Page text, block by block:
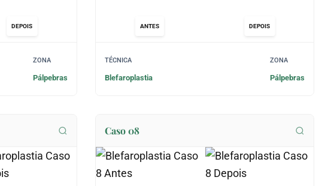
DEPOIS
ZONA
Pálpebras
ANTES DEPOIS
TÉCNICA
Blefaroplastia
ZONA
Pálpebras
Caso 08